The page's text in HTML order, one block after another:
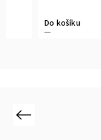
Do košíku
Previous